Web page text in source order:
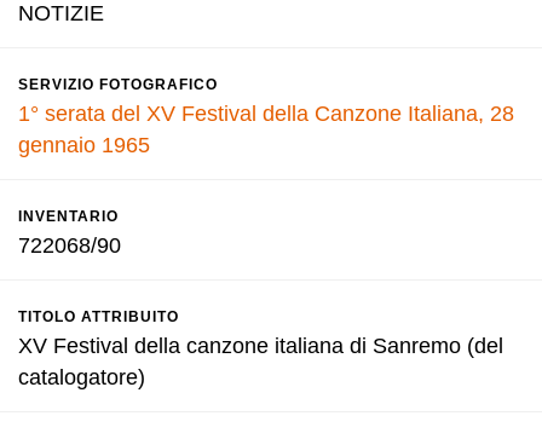
NOTIZIE
SERVIZIO FOTOGRAFICO
1° serata del XV Festival della Canzone Italiana, 28
gennaio 1965
INVENTARIO
722068/90
TITOLO ATTRIBUITO
XV Festival della canzone italiana di Sanremo (del
catalogatore)